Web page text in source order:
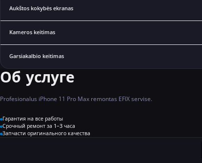
Aukštos kokybės ekranas
Kameros keitimas
Garsiakalbio keitimas
Об услуге
Profesionalus iPhone 11 Pro Max remontas EFIX servise.
Гарантия на все работы
Срочный ремонт за 1–3 часа
Запчасти оригинального качества